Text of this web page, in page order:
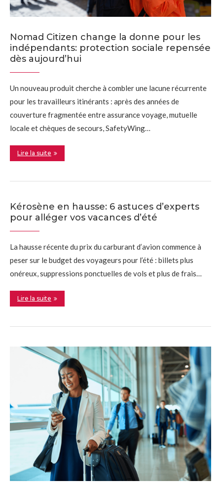
Nomad Citizen change la donne pour les
indépendants: protection sociale repensée
dès aujourd’hui
Un nouveau produit cherche à combler une lacune récurrente
pour les travailleurs itinérants : après des années de
couverture fragmentée entre assurance voyage, mutuelle
locale et chèques de secours, SafetyWing…
Lire la suite
Kérosène en hausse: 6 astuces d’experts
pour alléger vos vacances d’été
La hausse récente du prix du carburant d’avion commence à
peser sur le budget des voyageurs pour l’été : billets plus
onéreux, suppressions ponctuelles de vols et plus de frais…
Lire la suite